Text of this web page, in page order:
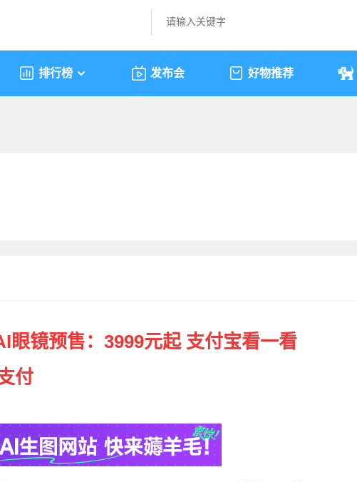
排行榜 发布会 好物推荐
眼镜预售：3999元起 支付宝看一看
付